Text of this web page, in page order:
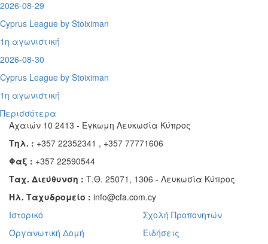
2026-08-29
Cyprus League by Stoiximan
1η αγωνιστική
2026-08-30
Cyprus League by Stoiximan
1η αγωνιστική
Περισσότερα
Αχαιών 10 2413 - Έγκωμη Λευκωσία Κύπρος
Τηλ. : +357 22352341 , +357 77771606
Φαξ : +357 22590544
Ταχ. Διεύθυνση : Τ.Θ. 25071, 1306 - Λευκωσία Κύπρος
Ηλ. Ταχυδρομείο : info@cfa.com.cy
Ιστορικό
Οργανωτική Δομή
Σχολή Προπονητών
Ειδήσεις